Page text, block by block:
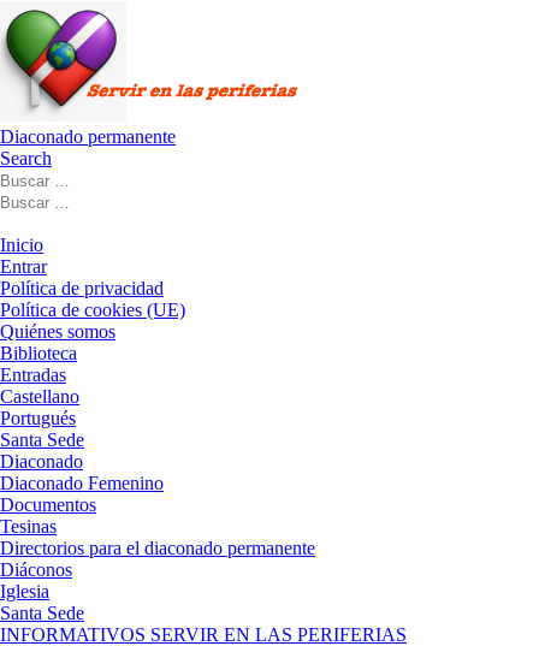
Diaconado permanente
Search
Buscar
Buscar
Menú
Inicio
Entrar
Política de privacidad
Política de cookies (UE)
Quiénes somos
Biblioteca
Entradas
Castellano
Portugués
Santa Sede
Diaconado
Diaconado Femenino
Documentos
Tesinas
Directorios para el diaconado permanente
Diáconos
Iglesia
Santa Sede
INFORMATIVOS SERVIR EN LAS PERIFERIAS